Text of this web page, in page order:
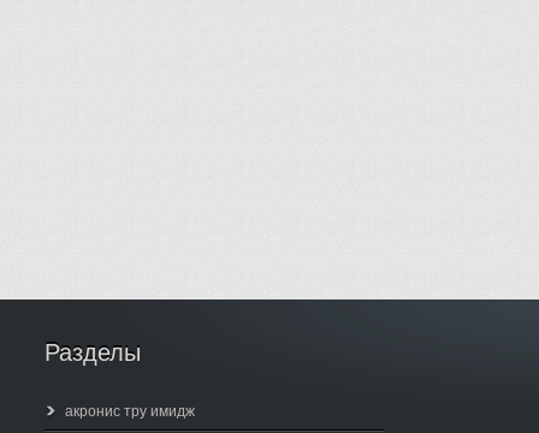
Разделы
акронис тру имидж